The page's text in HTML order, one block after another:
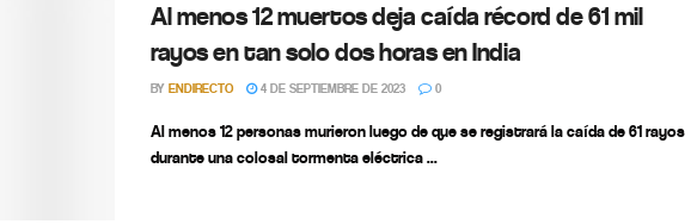
Al menos 12 muertos deja caída récord de 61 mil
rayos en tan solo dos horas en India
BY ENDIRECTO 4 DE SEPTIEMBRE DE 2023 0
Al menos 12 personas murieron luego de que se registrará la caída de 61 rayos
durante una colosal tormenta eléctrica ...